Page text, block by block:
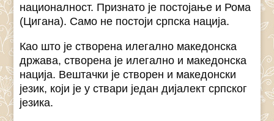
националност. Признато је постојање и Рома
(Цигана). Само не постоји српска нација.
Као што је створена илегално македонска
држава, створена је илегално и македонска
нација. Вештачки је створен и македонски
језик, који је у ствари један дијалект српског
језика.